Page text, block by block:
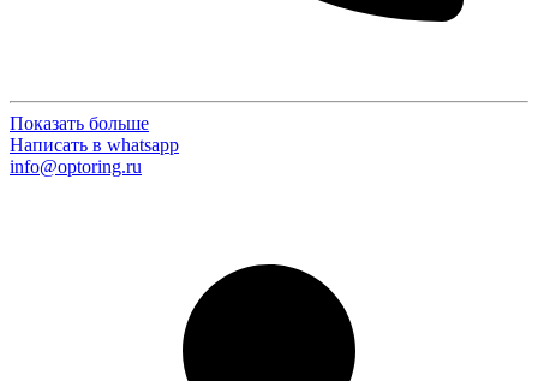
Показать больше
Написать в whatsapp
info@optoring.ru